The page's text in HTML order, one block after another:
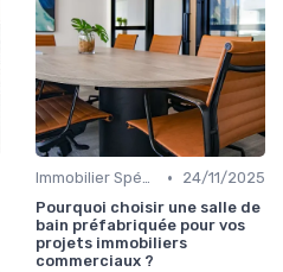
Immobilier Spécialisé (Santé, Éducation) •
24/11/2025
Pourquoi choisir une salle de
bain préfabriquée pour vos
projets immobiliers
commerciaux ?